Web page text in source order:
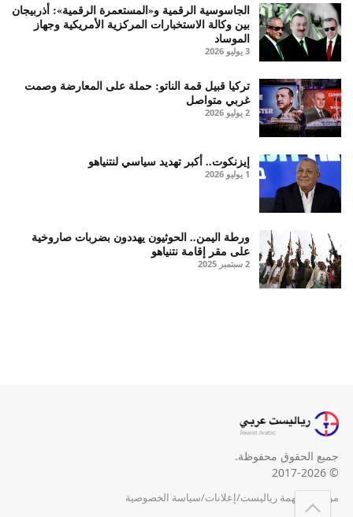
الجاسوسية الرقمية و«المستعمرة الرقمية»: أذربيجان
بين وكالة الاستخبارات المركزية الأمريكية وجهاز
الموساد
3 يوليو 2026
تركيا قبيل قمة الناتو: حملة على المعارضة وصمت
غربي متواصل
2 يوليو 2026
إيزنكوت.. أكبر تهديد سياسي لنتنياهو
1 يوليو 2026
ورطة اليمن.. الحوثيون يهددون بضربات صاروخية
على مقر إقامة نتنياهو
2 سبتمبر 2025
جميع الحقوق محفوظة.
© 2017-2026
من نحن مهمة رياليست/إعلانات/سياسة الخصوصية